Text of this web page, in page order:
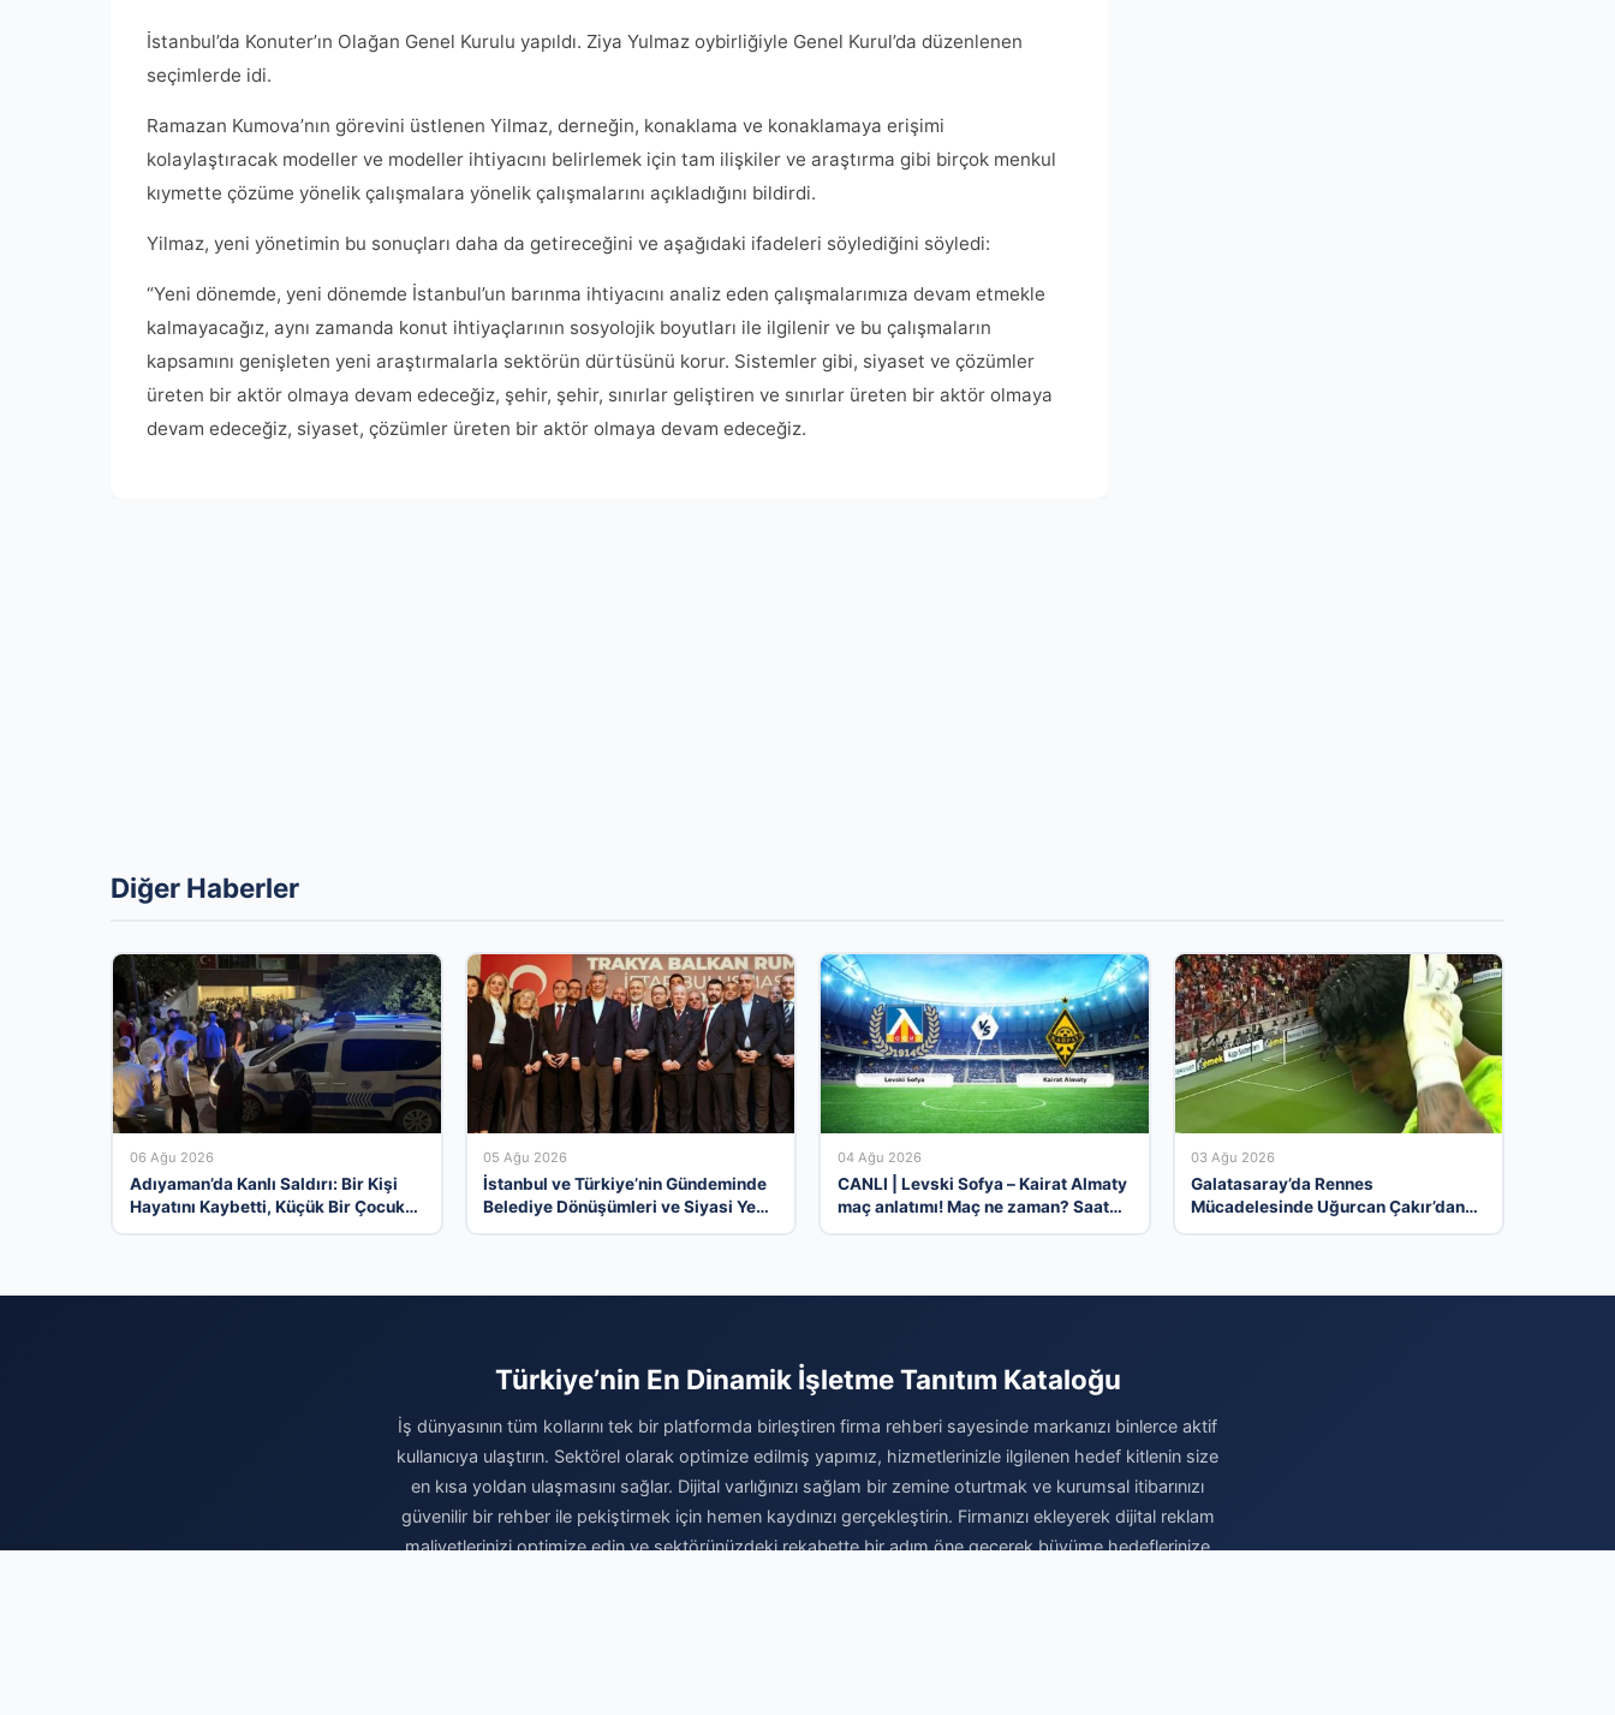
İstanbul’da Konuter’ın Olağan Genel Kurulu yapıldı. Ziya Yulmaz oybirliğiyle Genel Kurul’da düzenlenen
seçimlerde idi.
Ramazan Kumova’nın görevini üstlenen Yilmaz, derneğin, konaklama ve konaklamaya erişimi
kolaylaştıracak modeller ve modeller ihtiyacını belirlemek için tam ilişkiler ve araştırma gibi birçok menkul
kıymette çözüme yönelik çalışmalara yönelik çalışmalarını açıkladığını bildirdi.
Yilmaz, yeni yönetimin bu sonuçları daha da getireceğini ve aşağıdaki ifadeleri söylediğini söyledi:
“Yeni dönemde, yeni dönemde İstanbul’un barınma ihtiyacını analiz eden çalışmalarımıza devam etmekle
kalmayacağız, aynı zamanda konut ihtiyaçlarının sosyolojik boyutları ile ilgilenir ve bu çalışmaların
kapsamını genişleten yeni araştırmalarla sektörün dürtüsünü korur. Sistemler gibi, siyaset ve çözümler
üreten bir aktör olmaya devam edeceğiz, şehir, şehir, sınırlar geliştiren ve sınırlar üreten bir aktör olmaya
devam edeceğiz, siyaset, çözümler üreten bir aktör olmaya devam edeceğiz.
Diğer Haberler
06 Ağu 2026
Adıyaman’da Kanlı Saldırı: Bir Kişi
Hayatını Kaybetti, Küçük Bir Çocuk
05 Ağu 2026
İstanbul ve Türkiye’nin Gündeminde
Belediye Dönüşümleri ve Siyasi Yeni
04 Ağu 2026
CANLI | Levski Sofya – Kairat Almaty
maç anlatımı! Maç ne zaman? Saat
03 Ağu 2026
Galatasaray’da Rennes
Mücadelesinde Uğurcan Çakır’dan
Türkiye’nin En Dinamik İşletme Tanıtım Kataloğu
İş dünyasının tüm kollarını tek bir platformda birleştiren firma rehberi sayesinde markanızı binlerce aktif
kullanıcıya ulaştırın. Sektörel olarak optimize edilmiş yapımız, hizmetlerinizle ilgilenen hedef kitlenin size
en kısa yoldan ulaşmasını sağlar. Dijital varlığınızı sağlam bir zemine oturtmak ve kurumsal itibarınızı
güvenilir bir rehber ile pekiştirmek için hemen kaydınızı gerçekleştirin. Firmanızı ekleyerek dijital reklam
maliyetlerinizi optimize edin ve sektörünüzdeki rekabette bir adım öne geçerek büyüme hedeflerinize